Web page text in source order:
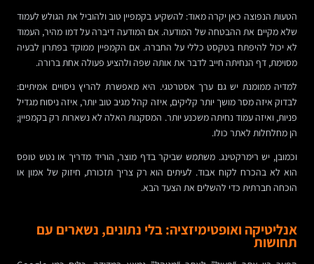
הטעות הנפוצה כאן יקרה מאוד: להשקיע בקמפיין טוב ולהוביל את הגולש לעמוד
שלא מקיים את ההבטחה של המודעה. אם המודעה דיברה על דמו מהיר, העמוד
לא יכול להיפתח בטקסט כללי על החברה. אם הקמפיין ממוקד בפתרון לבעיה
מסוימת, דף הנחיתה חייב לדבר את אותה שפה ולהציע פעולה אחת ברורה.
למדיה ממומנת יש גם ערך אסטרטגי. היא מאפשרת להריץ ניסויים אמיתיים:
לבדוק איזה מסר מושך יותר קליקים, איזה קהל מגיב טוב יותר, איזה ניסוח מגדיל
פניות, ואיזה עמוד נחיתה משכנע יותר. המסקנות האלה לא נשארות רק בקמפיין;
הן מחלחלות לאתר כולו.
וכמובן, יש רימרקטינג. משתמש שביקר בדף מוצר, הוריד מדריך או נטש טופס
הוא לא בהכרח לקוח אבוד. לעיתים הוא רק צריך תזכורת, חיזוק של אמון או
הוכחה חברתית כדי להשלים את הצעד הבא.
אנליטיקה ואופטימיזציה: בלי נתונים, נשארים עם
תחושות